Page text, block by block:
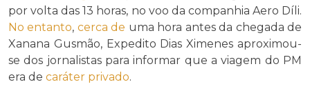
por volta das 13 horas, no voo da companhia Aero Díli.
No entanto, cerca de uma hora antes da chegada de
Xanana Gusmão, Expedito Dias Ximenes aproximou-
se dos jornalistas para informar que a viagem do PM
era de caráter privado.